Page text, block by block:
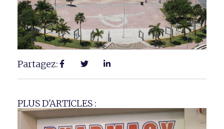
Partagez:
PLUS D'ARTICLES :